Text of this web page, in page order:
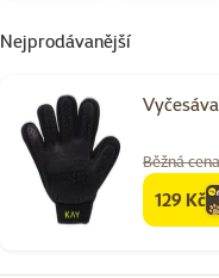
Nejprodávanější
Běžná
family
129 Kč